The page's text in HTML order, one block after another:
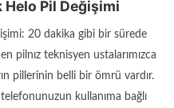
Helo Pil Değişimi
20 dakika gibi bir sürede
pilnız teknisyen ustalarımızca
pillerinin belli bir ömrü vardır.
kullanıma bağlı